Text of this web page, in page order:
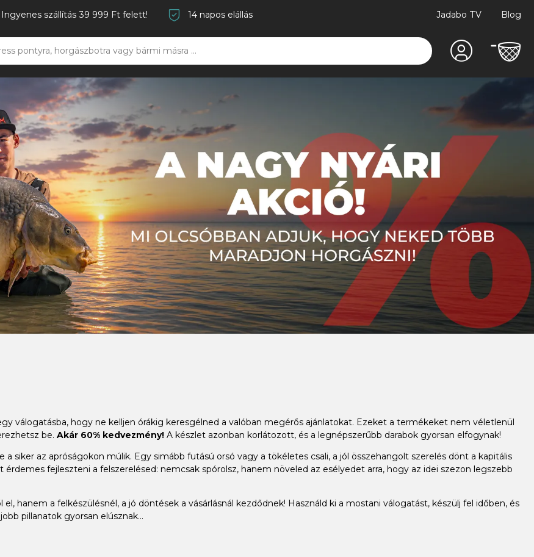
Ingyenes szállítás 39 999 Ft felett! 14 napos elállás Jadabo TV Blog
válogatásba, hogy ne kelljen órákig keresgélned a valóban megérős ajánlatokat. Ezeket a termékeket nem véletlenül
be. Akár 60% kedvezmény! A készlet azonban korlátozott, és a legnépszerűbb darabok gyorsan elfogynak!
a siker az apróságokon múlik. Egy simább futású orsó vagy a tökéletes csali, a jól összehangolt szerelés dönt a kapitális
fejleszteni a felszerelésed: nemcsak spórolsz, hanem növeled az esélyedet arra, hogy az idei szezon legszebb
hanem a felkészülésnél, a jó döntések a vásárlásnál kezdődnek! Használd ki a mostani válogatást, készülj fel időben, és
pillanatok gyorsan elúsznak...